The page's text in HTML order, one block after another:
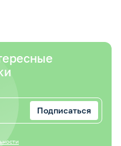
Подписаться